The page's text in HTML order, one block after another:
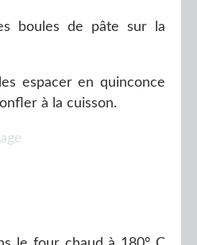
boules de pâte sur la
espacer en quinconce
à la cuisson.